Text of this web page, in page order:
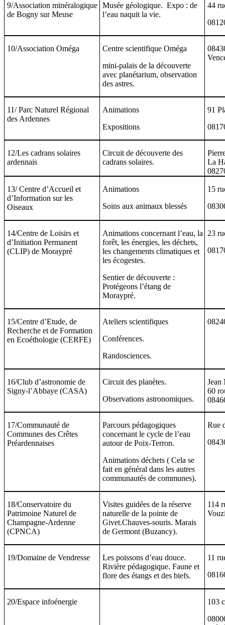
9/Association minéralogique
de Bogny sur Meuse
Musée géologique. Expo : de
l’eau naquit la vie.
44
10/Association Oméga
Centre scientifique Oméga
mini-palais de la découverte
avec planétarium, observation
des astres.
11/ Parc Naturel Régional
des Ardennes
Animations
Expositions
91
12/Les cadrans solaires
ardennais
Circuit de découverte des
cadrans solaires.
La
13/ Centre d’Accueil et
d’Information sur les
Oiseaux
Animations
Soins aux animaux blessés
15
14/Centre de Loisirs et
d’Initiation Permanent
(CLIP) de Moraypré
Animations concernant l’eau, la
forêt, les énergies, les déchets,
les changements climatiques et
les écogestes.
Sentier de découverte :
Protégeons l’étang de
Moraypré.
23
15/Centre d’Etude, de
Recherche et de Formation
en Ecoéthologie (CERFE)
Ateliers scientifiques
Conférences.
Randosciences.
16/Club d’astronomie de
Signy-l’Abbaye (CASA)
Circuit des planètes.
Observations astronomiques.
Jean
60
17/Communauté de
Communes des Crêtes
Préardennaises
Parcours pédagogiques
concernant le cycle de l’eau
autour de Poix-Terron.
Animations déchets ( Cela se
fait en général dans les autres
communautés de communes).
Rue
18/Conservatoire du
Patrimoine Naturel de
Champagne-Ardenne
(CPNCA)
Visites guidées de la réserve
naturelle de la pointe de
Givet.Chauves-souris. Marais
de Germont (Buzancy).
114
19/Domaine de Vendresse
Les poissons d’eau douce.
Rivière pédagogique. Faune et
flore des étangs et des biefs.
11
20/Espace infoénergie
103